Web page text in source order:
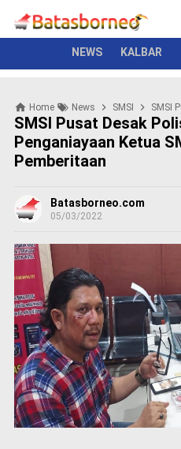
N
e
s
o
l
i
t
k
K
i
n
a
l
P
e
m
e
r
NEWS KALBAR
News Kriminal
Home News SMSI SMSI Pusat
SMSI Pusat Desak
Penganiayaan Ketua
Pemberitaan
Batasborneo.com
05/03/2022